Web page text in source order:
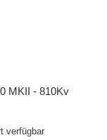
MKII - 810Kv
verfügbar